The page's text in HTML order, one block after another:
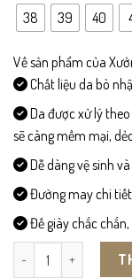
38 39 40
Về sản phẩm của
Chất liệu da bò
Da được xử lý
sẽ càng mềm mại,
Dễ dàng vệ sinh
Đường may chi
Đế giày chắc
DEP101 - Dép